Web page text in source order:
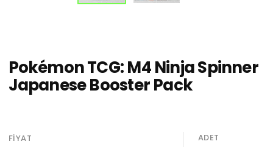
Pokémon TCG: M4 Ninja Spinner
Japanese Booster Pack
FIYAT ADET